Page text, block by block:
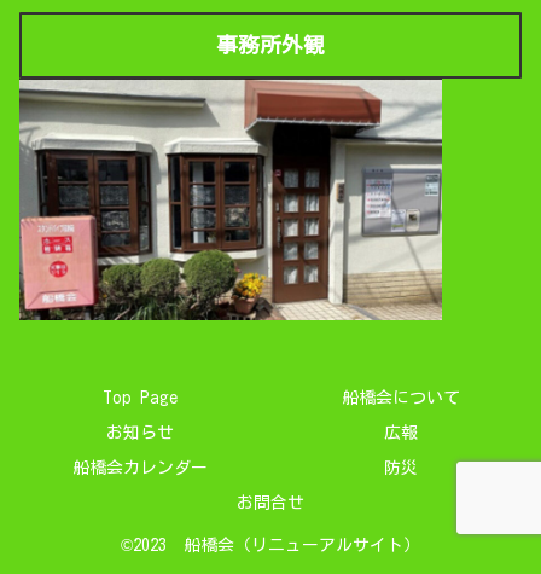
事務所外観
Top Page 船橋会について
お知らせ 広報
船橋会カレンダー 防災
お問合せ
©2023 船橋会（リニューアルサイト）